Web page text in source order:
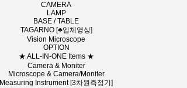
CAMERA
LAMP
BASE / TABLE
TAGARNO [♣입체영상]
Vision Microscope
OPTION
★ ALL-IN-ONE Items ★
Camera & Moniter
Microscope & Camera/Moniter
Measuring Instrument [3차원측정기]